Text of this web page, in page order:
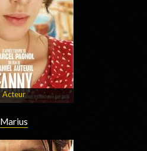
Acteur
Marius